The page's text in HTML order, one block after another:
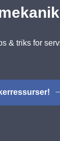
& triks for